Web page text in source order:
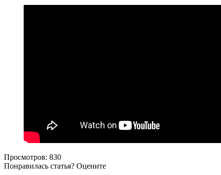
Просмотров: 830
Понравилась статья? Оцените